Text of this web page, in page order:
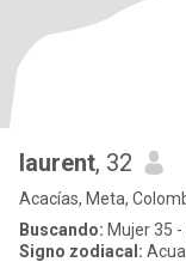
laurent, 32
Acacías, Meta,
Buscando: Mujer 35 -
Signo zodiacal: